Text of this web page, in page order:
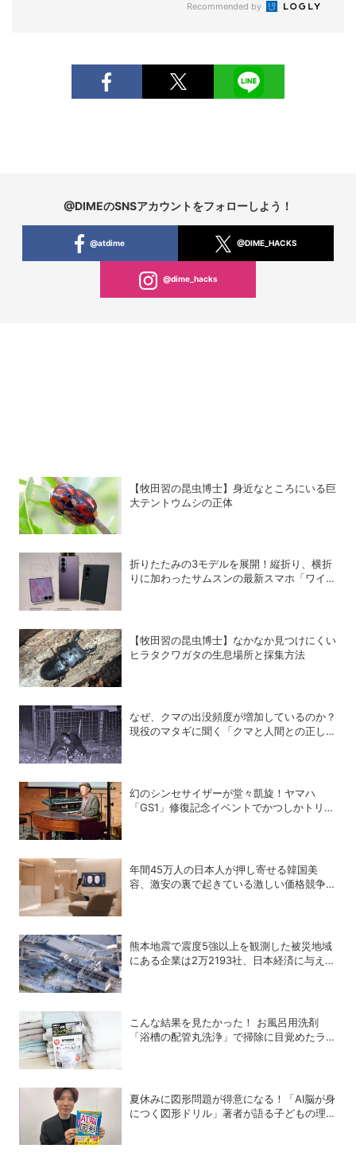
Recommended by
@DIMEのSNSアカウントをフォローしよう！
@atdime @DIME_HACKS
@dime_hacks
【牧田習の昆虫博士】身近なところにいる巨
大テントウムシの正体
折りたたみの3モデルを展開！縦折り、横折
りに加わったサムスンの最新スマホ「ワイド
【牧田習の昆虫博士】なかなか見つけにくい
ヒラタクワガタの生息場所と採集方法
なぜ、クマの出没頻度が増加しているのか？
現役のマタギに聞く「クマと人間との正しい
幻のシンセサイザーが堂々凱旋！ヤマハ
「GS1」修復記念イベントでかつしかトリオ
年間45万人の日本人が押し寄せる韓国美
容、激安の裏で起きている激しい価格競争の
熊本地震で震度5強以上を観測した被災地域
にある企業は2万2193社、日本経済に与える
こんな結果を見たかった！ お風呂用洗剤
「浴槽の配管丸洗浄」で掃除に目覚めたライ
夏休みに図形問題が得意になる！「AI脳が身
につく図形ドリル」著者が語る子どもの理数